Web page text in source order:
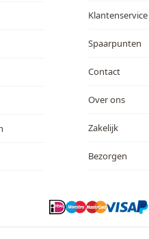
Klantenservice
Spaarpunten
Contact
Over ons
Zakelijk
Bezorgen